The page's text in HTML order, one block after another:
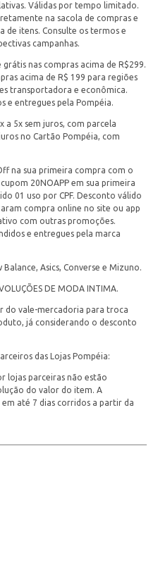
Válidas por tempo limitado.
na sacola de compras e
de itens. Consulte os termos e
campanhas.
grátis nas compras acima de R$299.
acima de R$ 199 para regiões
transportadora e econômica.
e entregues pela Pompéia.
a 5x sem juros, com parcela
no Cartão Pompéia, com
na sua primeira compra com o
20NOAPP em sua primeira
01 uso por CPF. Desconto válido
compra online no site ou app
com outras promoções.
e entregues pela marca
Balance, Asics, Converse e Mizuno.
DE MODA INTIMA.
do vale-mercadoria para troca
já considerando o desconto
das Lojas Pompéia:
lojas parceiras não estão
do valor do item. A
até 7 dias corridos a partir da